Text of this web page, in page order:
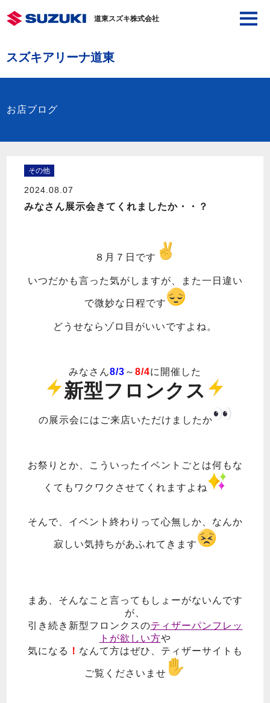
道東スズキ株式会社
スズキアリーナ道東
お店ブログ
その他
2024.08.07
みなさん展示会きてくれましたか・・？
８月７日です
いつだかも言った気がしますが、また一日違い
で微妙な日程です
どうせならゾロ目がいいですよね。
みなさん8/3 ～ 8/4に開催した
新型フロンクス
の展示会にはご来店いただけましたか
お祭りとか、こういったイベントごとは何もな
くてもワクワクさせてくれますよね
そんで、イベント終わりって心無しか、なんか
寂しい気持ちがあふれてきます
まあ、そんなこと言ってもしょーがないんです
が、
引き続き新型フロンクスのティザーパンフレッ
トが欲しい方や
気になる ！ なんて方はぜひ、ティザーサイトも
ご覧くださいませ